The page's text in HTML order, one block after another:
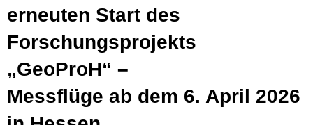
erneuten Start des
Forschungsprojekts
„GeoProH“ –
Messflüge ab dem 6. April 2026